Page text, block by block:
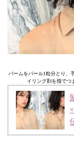
バームをパール1粒分とり、
イリング剤を指でつ